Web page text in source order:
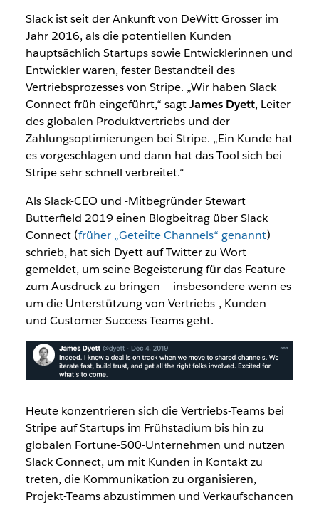
Slack ist seit der Ankunft von DeWitt Grosser im
Jahr 2016, als die potentiellen Kunden
hauptsächlich Startups sowie Entwicklerinnen und
Entwickler waren, fester Bestandteil des
Vertriebsprozesses von Stripe. „Wir haben Slack
Connect früh eingeführt,“ sagtJames Dyett, Leiter
des globalen Produktvertriebs und der
Zahlungsoptimierungen bei Stripe. „Ein Kunde hat
es vorgeschlagen und dann hat das Tool sich bei
Stripe sehr schnell verbreitet.“
Als Slack-CEO und -Mitbegründer Stewart
Butterfield 2019 einen Blogbeitrag über Slack
Connect (früher „Geteilte Channels“ genannt)
schrieb, hat sich Dyett auf Twitter zu Wort
gemeldet, um seine Begeisterung für das Feature
zum Ausdruck zu bringen – insbesondere wenn es
um die Unterstützung von Vertriebs-, Kunden-
und Customer Success-Teams geht.
Heute konzentrieren sich die Vertriebs-Teams bei
Stripe auf Startups im Frühstadium bis hin zu
globalen Fortune-500-Unternehmen und nutzen
Slack Connect, um mit Kunden in Kontakt zu
treten, die Kommunikation zu organisieren,
Projekt-Teams abzustimmen und Verkaufschancen